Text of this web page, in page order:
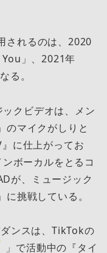
されるのは、2020
」、2021年
る。
ックビデオは、メン
のマイクがしりと
に仕上がってお
ボーカルをとるコ
が、ミュージック
挑戦している。
ンスは、TikTokの
」で活動中の『タイ